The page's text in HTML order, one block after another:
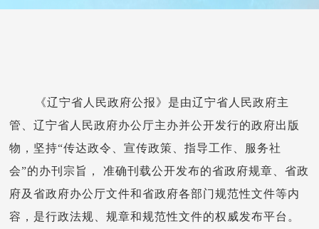
省情概况
《辽宁省人民政府公报》是由辽宁省人民政府主
管、辽宁省人民政府办公厅主办并公开发行的政府出版
物，坚持“传达政令、宣传政策、指导工作、服务社
会”的办刊宗旨， 准确刊载公开发布的省政府规章、省政
府及省政府办公厅文件和省政府各部门规范性文件等内
容，是行政法规、规章和规范性文件的权威发布平台。